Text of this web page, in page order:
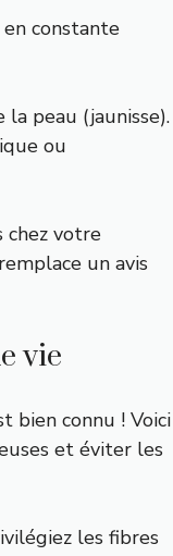
constante
la peau (jaunisse).
ou
chez votre
un avis
vie
bien connu ! Voici
et éviter les
les fibres